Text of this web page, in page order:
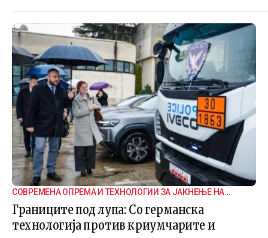
СОВРЕМЕНА ОПРЕМА И ТЕХНОЛОГИИ ЗА ЈАКНЕЊЕ НА
ГРАНИЧНАТА БЕЗБЕДНОСТ
Границите под лупа: Со германска
технологија против криумчарите и